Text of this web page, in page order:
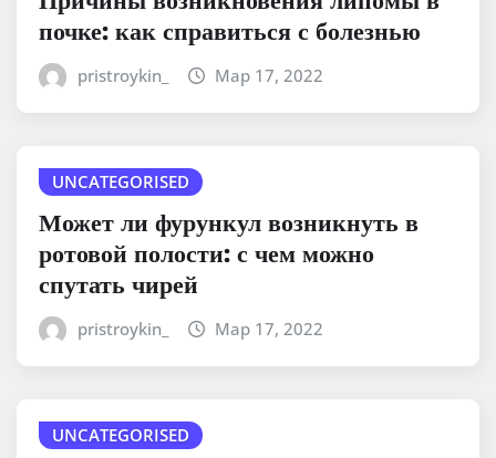
почке: как справиться с болезнью
pristroykin_ Мар 17, 2022
UNCATEGORISED
Может ли фурункул возникнуть в
ротовой полости: с чем можно
спутать чирей
pristroykin_ Мар 17, 2022
UNCATEGORISED